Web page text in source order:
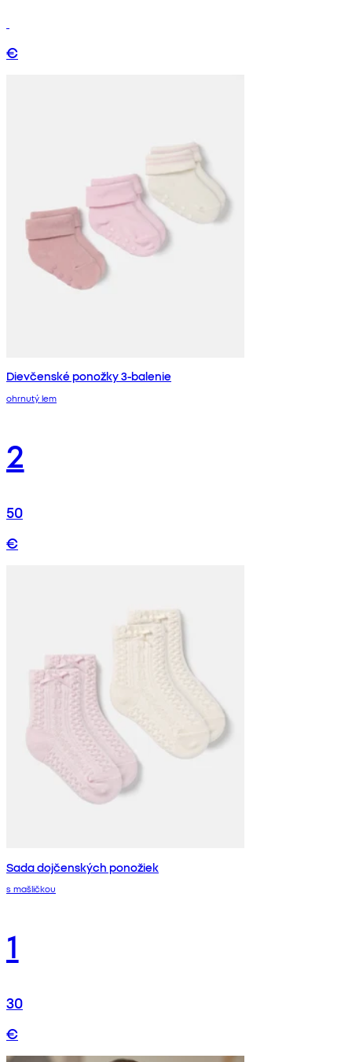
€
Dievčenské ponožky 3-balenie
ohrnutý lem
2
50
€
Sada dojčenských ponožiek
s mašličkou
1
30
€